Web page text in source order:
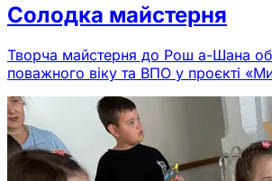
Солодка майстерня
Творча майстерня до Рош а-Шана
поважного віку та ВПО у проєкті